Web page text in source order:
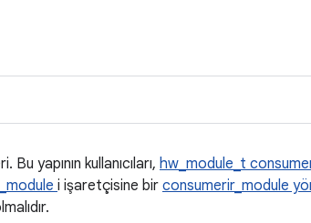
yapının kullanıcıları, hw_module_t
i işaretçisine bir consumerir_module